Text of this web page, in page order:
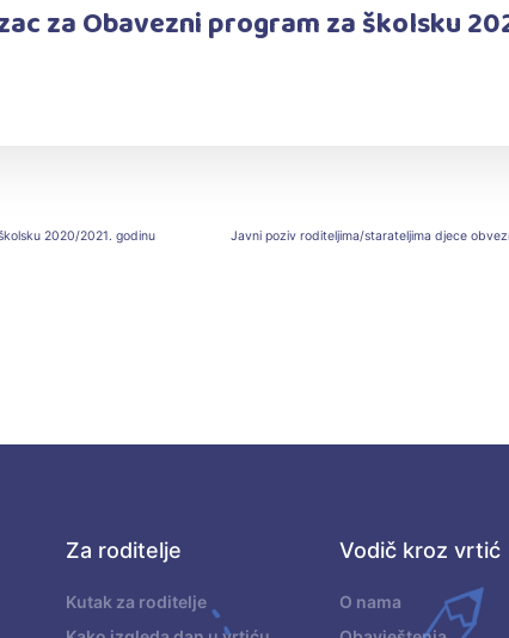
za Obavezni program za školsku
2020/2021. godinu
Za roditelje
Kutak za roditelje
Vodič kroz vrtić
O nama